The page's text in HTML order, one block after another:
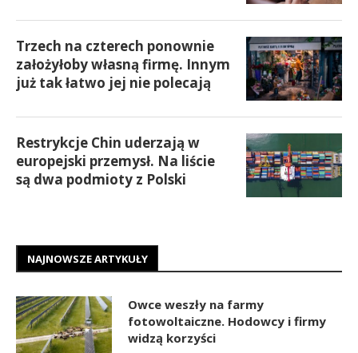
Trzech na czterech ponownie
założyłoby własną firmę. Innym
już tak łatwo jej nie polecają
Restrykcje Chin uderzają w
europejski przemysł. Na liście
są dwa podmioty z Polski
NAJNOWSZE ARTYKUŁY
Owce weszły na farmy
fotowoltaiczne. Hodowcy i firmy
widzą korzyści